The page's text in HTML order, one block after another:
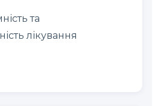
та
лікування